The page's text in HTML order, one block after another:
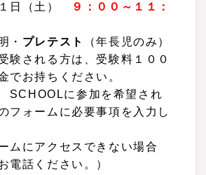
日（土）
９：００～１１：
・ プレテスト
（年長児のみ）
験される方は、受験料１００
でお持ちください。
に参加を希望され
フォームに必要事項を入力し
ムにアクセスできない場合
電話ください。）